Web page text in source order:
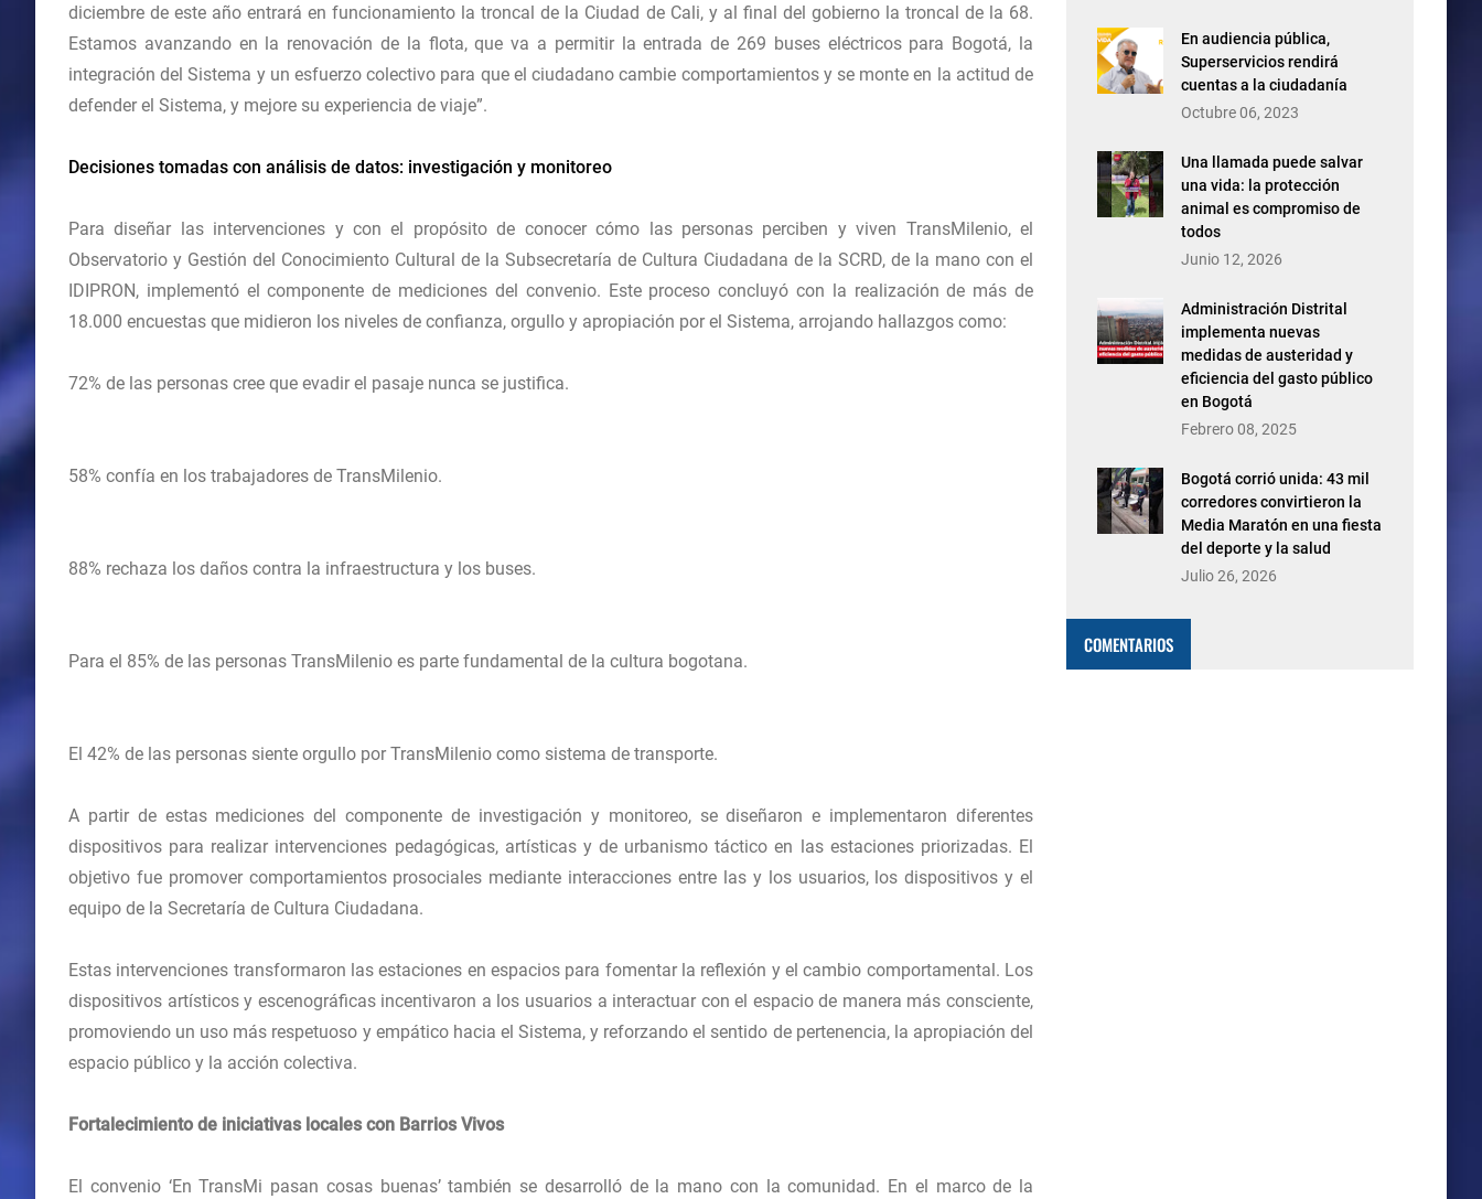
diciembre de este año entrará en funcionamiento la troncal de la Ciudad de Cali, y al final del gobierno la troncal de la 68.
Estamos avanzando en la renovación de la flota, que va a permitir la entrada de 269 buses eléctricos para Bogotá, la
integración del Sistema y un esfuerzo colectivo para que el ciudadano cambie comportamientos y se monte en la actitud de
defender el Sistema, y mejore su experiencia de viaje”.
Decisiones tomadas con análisis de datos: investigación y monitoreo
Para diseñar las intervenciones y con el propósito de conocer cómo las personas perciben y viven TransMilenio, el
Observatorio y Gestión del Conocimiento Cultural de la Subsecretaría de Cultura Ciudadana de la SCRD, de la mano con el
IDIPRON, implementó el componente de mediciones del convenio. Este proceso concluyó con la realización de más de
18.000 encuestas que midieron los niveles de confianza, orgullo y apropiación por el Sistema, arrojando hallazgos como:
72% de las personas cree que evadir el pasaje nunca se justifica.
58% confía en los trabajadores de TransMilenio.
88% rechaza los daños contra la infraestructura y los buses.
Para el 85% de las personas TransMilenio es parte fundamental de la cultura bogotana.
El 42% de las personas siente orgullo por TransMilenio como sistema de transporte.
A partir de estas mediciones del componente de investigación y monitoreo, se diseñaron e implementaron diferentes
dispositivos para realizar intervenciones pedagógicas, artísticas y de urbanismo táctico en las estaciones priorizadas. El
objetivo fue promover comportamientos prosociales mediante interacciones entre las y los usuarios, los dispositivos y el
equipo de la Secretaría de Cultura Ciudadana.
Estas intervenciones transformaron las estaciones en espacios para fomentar la reflexión y el cambio comportamental. Los
dispositivos artísticos y escenográficas incentivaron a los usuarios a interactuar con el espacio de manera más consciente,
promoviendo un uso más respetuoso y empático hacia el Sistema, y reforzando el sentido de pertenencia, la apropiación del
espacio público y la acción colectiva.
Fortalecimiento de iniciativas locales con Barrios Vivos
El convenio ‘En TransMi pasan cosas buenas’ también se desarrolló de la mano con la comunidad. En el marco de la
En audiencia pública,
Superservicios rendirá
cuentas a la ciudadanía
Octubre 06, 2023
Una llamada puede salvar
una vida: la protección
animal es compromiso de
todos
Junio 12, 2026
Administración Distrital
implementa nuevas
medidas de austeridad y
eficiencia del gasto público
en Bogotá
Febrero 08, 2025
Bogotá corrió unida: 43 mil
corredores convirtieron la
Media Maratón en una fiesta
del deporte y la salud
Julio 26, 2026
COMENTARIOS